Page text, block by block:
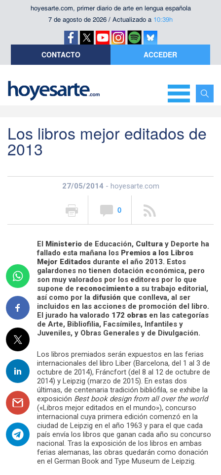
hoyesarte.com, primer diario de arte en lengua española
7 de agosto de 2026 / Actualizado a 10:39h
CONTACTO ACCEDER
Los libros mejor editados de
2013
27/05/2014- hoyesarte.com
0
El Ministerio de Educación, Cultura y Deporte ha
fallado esta mañana los Premios a los Libros
Mejor Editados durante el año 2013. Estos
galardones no tienen dotación económica, pero
son muy valorados por los editores por lo que
supone de reconocimiento a su trabajo editorial,
así como por la difusión que conlleva, al ser
incluidos en las acciones de promoción del libro.
El jurado ha valorado 172 obras en las categorías
de Arte, Bibliofilia, Facsímiles, Infantiles y
Juveniles, y Obras Generales y de Divulgación.
Los libros premiados serán expuestos en las ferias
internacionales del libro Liber (Barcelona, del 1 al 3 de
octubre de 2014), Fráncfort (del 8 al 12 de octubre de
2014) y Leipzig (marzo de 2015). En estas dos
últimas, de centenaria tradición bibliófila, se exhibe la
exposición Best book design from all over the world
(«Libros mejor editados en el mundo»), concurso
internacional cuya primera edición comenzó en la
ciudad de Leipzig en el año 1963 y para el que cada
país envía los libros que ganan cada año su concurso
nacional. Tras la exposición de los libros en ambas
ferias alemanas, las obras quedarán como donación
en el German Book and Type Museum de Leipzig.